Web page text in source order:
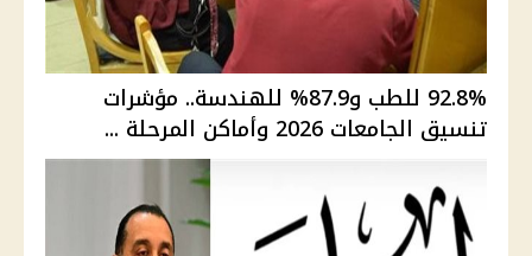
92.8% للطب و87.9% للهندسة.. مؤشرات
تنسيق الجامعات 2026 وأماكن المرحلة ...